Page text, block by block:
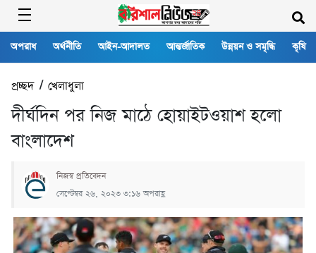
অপরাধ অর্থনীতি আইন-আদালত আন্তর্জাতিক উন্নয়ন ও সমৃদ্ধি কৃষি
প্রচ্ছদ/ খেলাধুলা
দীর্ঘদিন পর নিজ মাঠে হোয়াইটওয়াশ হলো
বাংলাদেশ
নিজস্ব প্রতিবেদন
সেপ্টেম্বর ২৬, ২০২৩ ৩:১৬ অপরাহ্ণ